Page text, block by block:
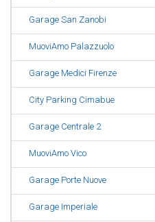
Garage San Zanobi
MuoviAmo Palazzuolo
Garage Medici Firenze
City Parking Cimabue
Garage Centrale 2
MuoviAmo Vico
Garage Porte Nuove
Garage Imperiale